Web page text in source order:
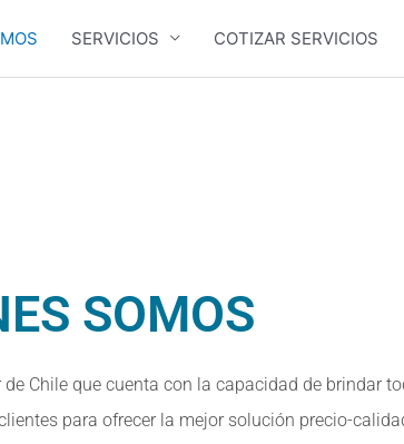
SERVICIOS COTIZAR SERVICIOS
SOMOS
de Chile que cuenta con la capacidad de brindar
para ofrecer la mejor solución precio-